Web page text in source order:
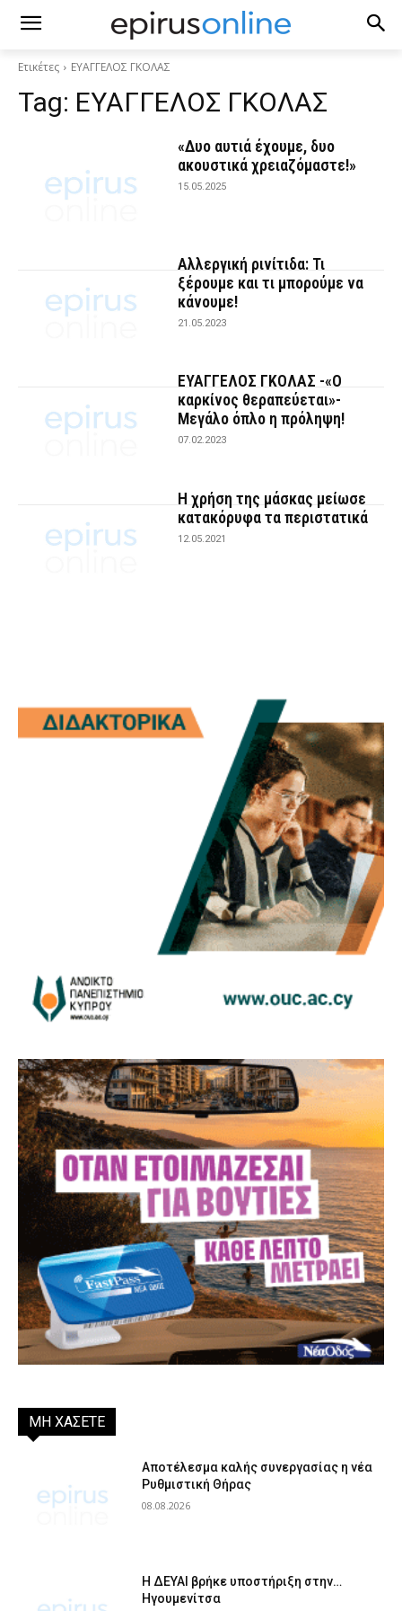
Ετικέτες ΕΥΑΓΓΕΛΟΣ ΓΚΟΛΑΣ
Tag: ΕΥΑΓΓΕΛΟΣ ΓΚΟΛΑΣ
«Δυο αυτιά έχουμε, δυο
ακουστικά χρειαζόμαστε!»
15.05.2025
Αλλεργική ρινίτιδα: Τι
ξέρουμε και τι μπορούμε να
κάνουμε!
21.05.2023
ΕΥΑΓΓΕΛΟΣ ΓΚΟΛΑΣ -«Ο
καρκίνος θεραπεύεται»-
Μεγάλο όπλο η πρόληψη!
07.02.2023
Η χρήση της μάσκας μείωσε
κατακόρυφα τα περιστατικά
12.05.2021
ΜΗ ΧΑΣΕΤΕ
Αποτέλεσμα καλής συνεργασίας η νέα
Ρυθμιστική Θήρας
08.08.2026
Η ΔΕΥΑΙ βρήκε υποστήριξη στην…
Ηγουμενίτσα